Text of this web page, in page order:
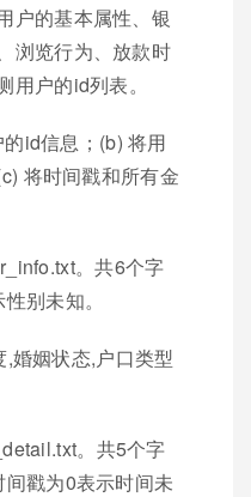
户的基本属性、银
浏览行为、放款时
用户的id列表。
id信息；(b) 将用
将时间戳和所有金
。共6个字
别未知。
婚姻状态,户口类型
。共5个字
戳为0表示时间未